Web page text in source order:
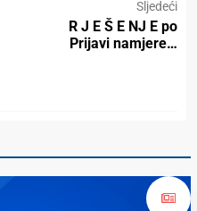
Sljedeći
R J E Š E NJ E po
Prijavi namjere…